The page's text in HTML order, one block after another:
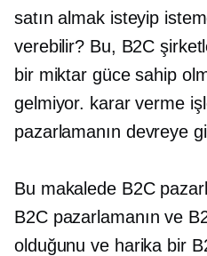
satın almak isteyip
verebilir? Bu, B2C
bir miktar güce sahip
gelmiyor. karar verme
pazarlamanın devreye
Bu makalede B2C
B2C pazarlamanın ve
olduğunu ve harika bir